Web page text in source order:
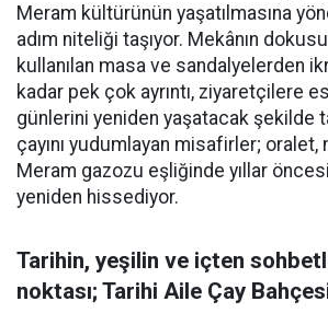
Meram kültürünün yaşatılmasına
adım niteliği taşıyor. Mekânın
kullanılan masa ve sandalyelerden
kadar pek çok ayrıntı, ziyaretçilere
günlerini yeniden yaşatacak şekilde
çayını yudumlayan misafirler; oralet,
Meram gazozu eşliğinde yıllar
yeniden hissediyor.
Tarihin, yeşilin ve içten
noktası; Tarihi Aile Çay